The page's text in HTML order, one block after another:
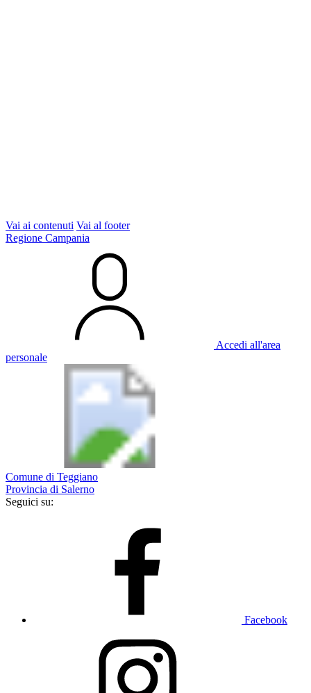
Vai ai contenuti Vai al footer
Regione Campania
Accedi all'area
personale
Comune di Teggiano
Provincia di Salerno
Seguici su:
Facebook